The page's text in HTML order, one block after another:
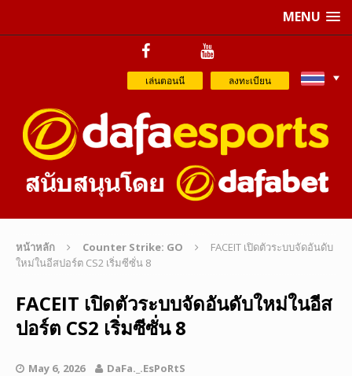
MENU
เล่นตอนนี ลงทะเบียน
หน้าหลัก Counter Strike: GO
FACEIT เปิดตัวระบบจัดอันดับ
ใหม่ในอีสปอร์ต CS2 เริ่มซีซั่น 8
FACEIT เปิดตัวระบบจัดอันดับใหม่ในอีส
ปอร์ต CS2 เริ่มซีซั่น 8
May 6, 2026 DaFa._.EsPoRtS